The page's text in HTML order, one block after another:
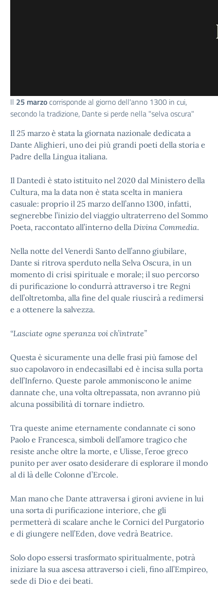
Il 25 marzo corrisponde al giorno dell'anno 1300 in cui,
secondo la tradizione, Dante si perde nella "selva oscura"
Il 25 marzo è stata la giornata nazionale dedicata a
Dante Alighieri, uno dei più grandi poeti della storia e
Padre della Lingua italiana.
Il Dantedì è stato istituito nel 2020 dal Ministero della
Cultura, ma la data non è stata scelta in maniera
casuale: proprio il 25 marzo dell’anno 1300, infatti,
segnerebbe l’inizio del viaggio ultraterreno del Sommo
Poeta, raccontato all’interno della Divina Commedia.
Nella notte del Venerdì Santo dell’anno giubilare,
Dante si ritrova sperduto nella Selva Oscura, in un
momento di crisi spirituale e morale; il suo percorso
di purificazione lo condurrà attraverso i tre Regni
dell’oltretomba, alla fine del quale riuscirà a redimersi
e a ottenere la salvezza.
“Lasciate ogne speranza voi ch’intrate”
Questa è sicuramente una delle frasi più famose del
suo capolavoro in endecasillabi ed è incisa sulla porta
dell’Inferno. Queste parole ammoniscono le anime
dannate che, una volta oltrepassata, non avranno più
alcuna possibilità di tornare indietro.
Tra queste anime eternamente condannate ci sono
Paolo e Francesca, simboli dell’amore tragico che
resiste anche oltre la morte, e Ulisse, l’eroe greco
punito per aver osato desiderare di esplorare il mondo
al di là delle Colonne d’Ercole.
Man mano che Dante attraversa i gironi avviene in lui
una sorta di purificazione interiore, che gli
permetterà di scalare anche le Cornici del Purgatorio
e di giungere nell’Eden, dove vedrà Beatrice.
Solo dopo essersi trasformato spiritualmente, potrà
iniziare la sua ascesa attraverso i cieli, fino all’Empireo,
sede di Dio e dei beati.